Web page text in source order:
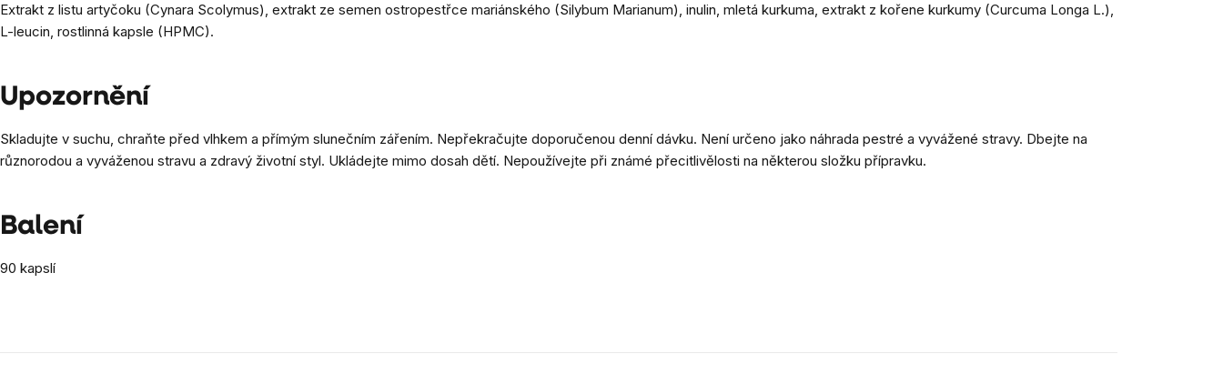
Extrakt z listu artyčoku (Cynara Scolymus), extrakt ze semen ostropestřce mariánského (Silybum Marianum), inulin, mletá kurkuma, extrakt z kořene kurkumy (Curcuma Longa L.),
L-leucin, rostlinná kapsle (HPMC).
Upozornění
Skladujte v suchu, chraňte před vlhkem a přímým slunečním zářením. Nepřekračujte doporučenou denní dávku. Není určeno jako náhrada pestré a vyvážené stravy. Dbejte na
různorodou a vyváženou stravu a zdravý životní styl. Ukládejte mimo dosah dětí. Nepoužívejte při známé přecitlivělosti na některou složku přípravku.
Balení
90 kapslí